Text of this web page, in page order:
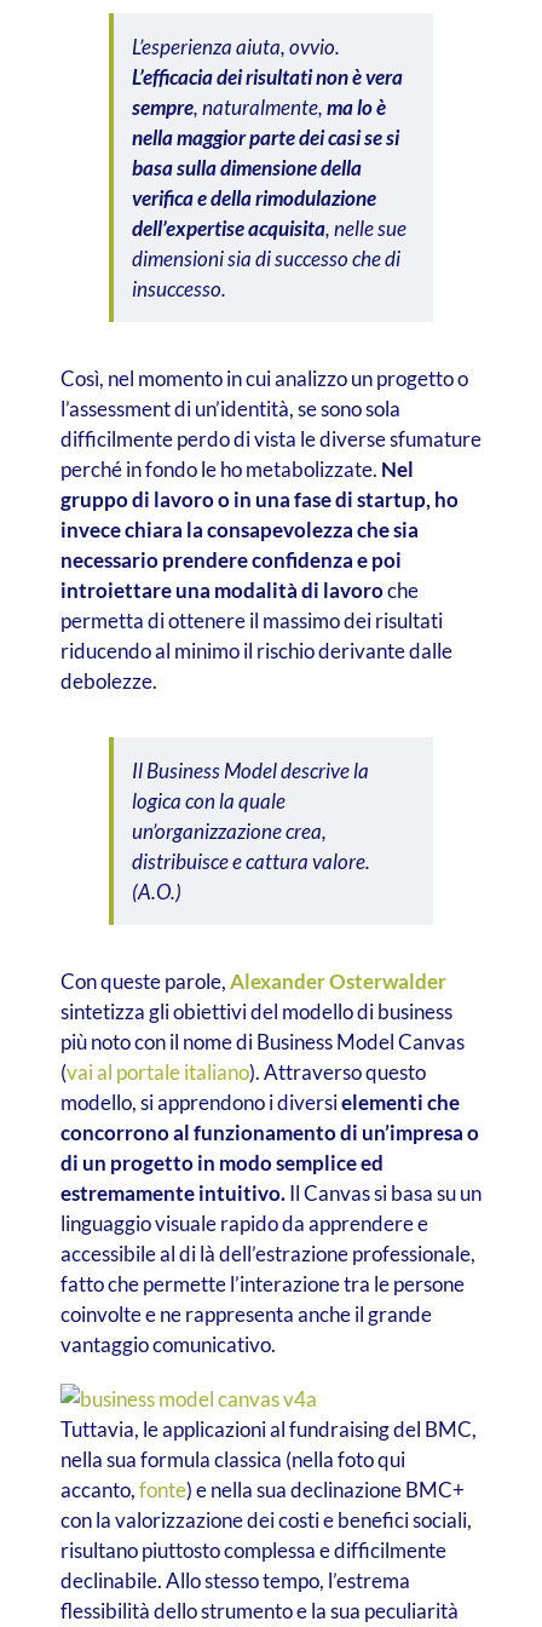
L’esperienza aiuta, ovvio.
L’efficacia dei risultati non è vera
sempre, naturalmente,ma lo è
nella maggior parte dei casi se si
basa sulla dimensione della
verifica e della rimodulazione
dell’expertise acquisita, nelle sue
dimensioni sia di successo che di
insuccesso.
Così, nel momento in cui analizzo un progetto o
l’assessment di un’identità, se sono sola
difficilmente perdo di vista le diverse sfumature
perché in fondo le ho metabolizzate. Nel
gruppo di lavoro o in una fase di startup, ho
invece chiara la consapevolezza che sia
necessario prendere confidenza e poi
introiettare una modalità di lavoroche
permetta di ottenere il massimo dei risultati
riducendo al minimo il rischio derivante dalle
debolezze.
Il Business Model descrive la
logica con la quale
un’organizzazione crea,
distribuisce e cattura valore.
(A.O.)
Con queste parole,Alexander Osterwalder
sintetizza gli obiettivi del modello di business
più noto con il nome di Business Model Canvas
(vai al portale italiano). Attraverso questo
modello, si apprendono i diversielementi che
concorrono al funzionamento di un’impresa o
di un progetto in modo semplice ed
estremamente intuitivo.Il Canvas si basa su un
linguaggio visuale rapido da apprendere e
accessibile al di là dell’estrazione professionale,
fatto che permette l’interazione tra le persone
coinvolte e ne rappresenta anche il grande
vantaggio comunicativo.
Tuttavia, le applicazioni al fundraising del BMC,
nella sua formula classica (nella foto qui
accanto,fonte) e nella sua declinazione BMC+
con la valorizzazione dei costi e benefici sociali,
risultano piuttosto complessa e difficilmente
declinabile. Allo stesso tempo, l’estrema
flessibilità dello strumento e la sua peculiarità